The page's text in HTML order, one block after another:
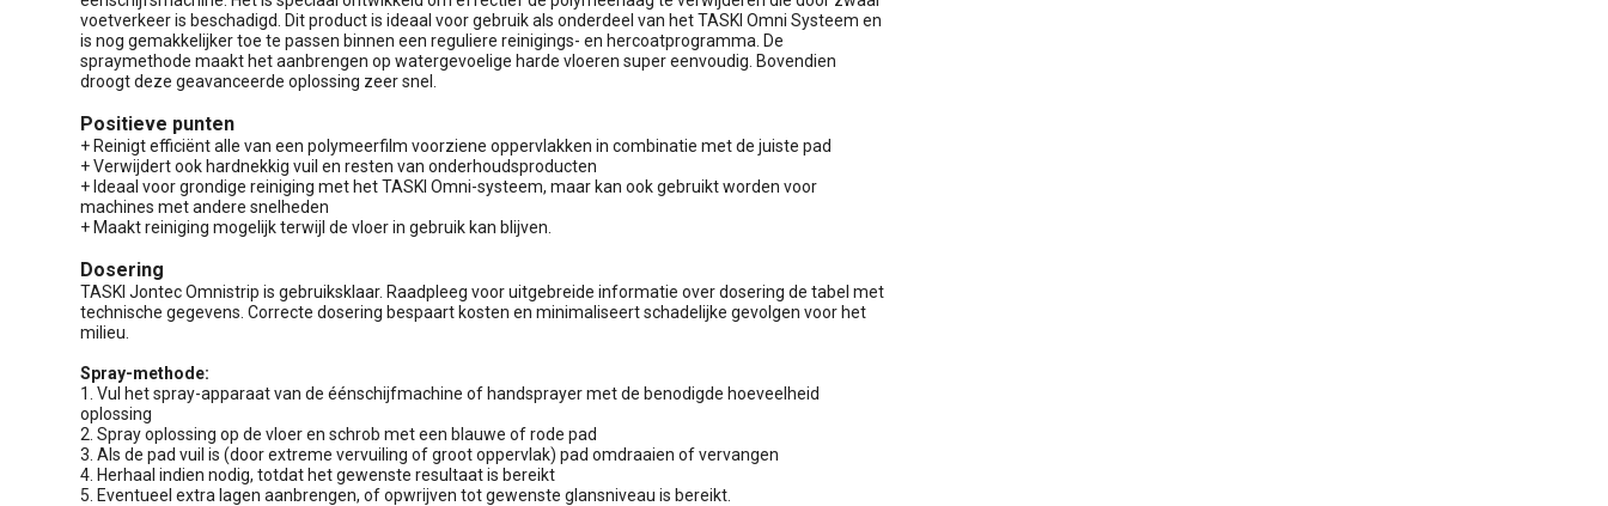
voetverkeer is beschadigd. Dit product is ideaal voor gebruik als onderdeel van het TASKI Omni Systeem en
is nog gemakkelijker toe te passen binnen een reguliere reinigings- en hercoatprogramma. De
spraymethode maakt het aanbrengen op watergevoelige harde vloeren super eenvoudig. Bovendien
droogt deze geavanceerde oplossing zeer snel.
Positieve punten
+ Reinigt efficiënt alle van een polymeerfilm voorziene oppervlakken in combinatie met de juiste pad
+ Verwijdert ook hardnekkig vuil en resten van onderhoudsproducten
+ Ideaal voor grondige reiniging met het TASKI Omni-systeem, maar kan ook gebruikt worden voor
machines met andere snelheden
+ Maakt reiniging mogelijk terwijl de vloer in gebruik kan blijven.
Dosering
TASKI Jontec Omnistrip is gebruiksklaar. Raadpleeg voor uitgebreide informatie over dosering de tabel met
technische gegevens. Correcte dosering bespaart kosten en minimaliseert schadelijke gevolgen voor het
milieu.
Spray-methode:
1. Vul het spray-apparaat van de éénschijfmachine of handsprayer met de benodigde hoeveelheid
oplossing
2. Spray oplossing op de vloer en schrob met een blauwe of rode pad
3. Als de pad vuil is (door extreme vervuiling of groot oppervlak) pad omdraaien of vervangen
4. Herhaal indien nodig, totdat het gewenste resultaat is bereikt
5. Eventueel extra lagen aanbrengen, of opwrijven tot gewenste glansniveau is bereikt.